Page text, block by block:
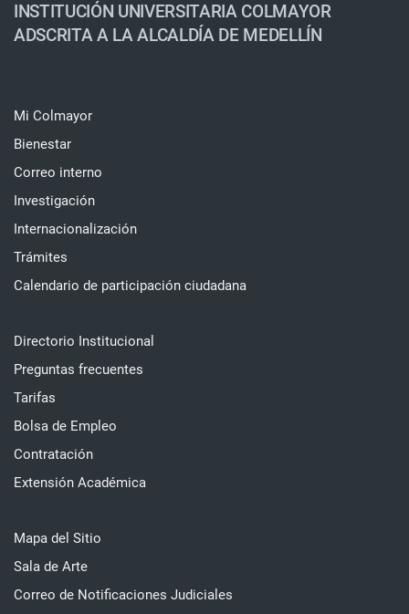
INSTITUCIÓN UNIVERSITARIA COLMAYOR
ADSCRITA A LA ALCALDÍA DE MEDELLÍN
Mi Colmayor
Bienestar
Correo interno
Investigación
Internacionalización
Trámites
Calendario de participación ciudadana
Directorio Institucional
Preguntas frecuentes
Tarifas
Bolsa de Empleo
Contratación
Extensión Académica
Mapa del Sitio
Sala de Arte
Correo de Notificaciones Judiciales